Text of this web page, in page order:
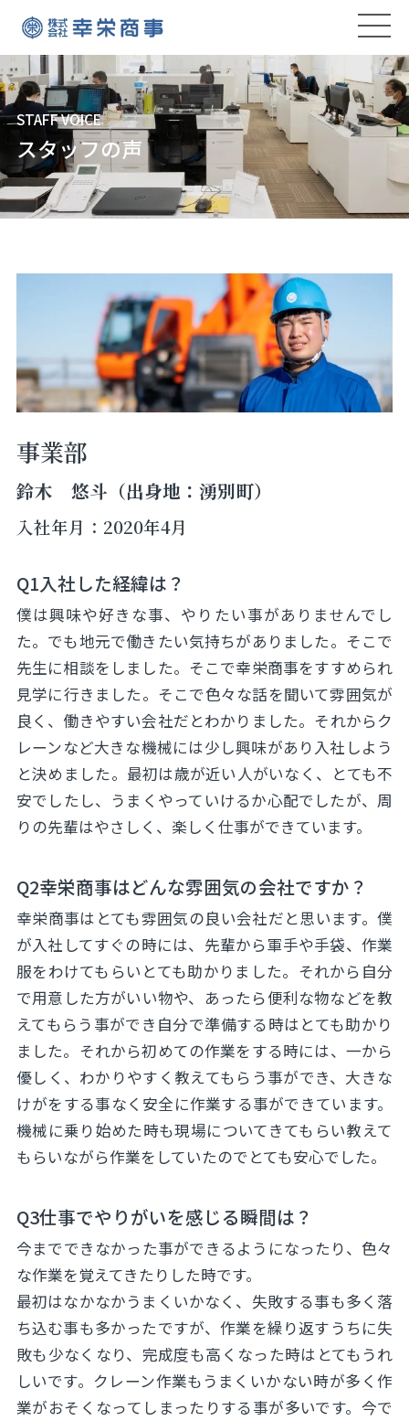
STAFF VOICE
スタッフの声
事業部
鈴木 悠斗（出身地：湧別町）
入社年月：2020年4月
Q1入社した経緯は？
僕は興味や好きな事、やりたい事がありませんでし
た。でも地元で働きたい気持ちがありました。そこで
先生に相談をしました。そこで幸栄商事をすすめられ
見学に行きました。そこで色々な話を聞いて雰囲気が
良く、働きやすい会社だとわかりました。それからク
レーンなど大きな機械には少し興味があり入社しよう
と決めました。最初は歳が近い人がいなく、とても不
安でしたし、うまくやっていけるか心配でしたが、周
りの先輩はやさしく、楽しく仕事ができています。
Q2幸栄商事はどんな雰囲気の会社ですか？
幸栄商事はとても雰囲気の良い会社だと思います。僕
が入社してすぐの時には、先輩から軍手や手袋、作業
服をわけてもらいとても助かりました。それから自分
で用意した方がいい物や、あったら便利な物などを教
えてもらう事ができ自分で準備する時はとても助かり
ました。それから初めての作業をする時には、一から
優しく、わかりやすく教えてもらう事ができ、大きな
けがをする事なく安全に作業する事ができています。
機械に乗り始めた時も現場についてきてもらい教えて
もらいながら作業をしていたのでとても安心でした。
Q3仕事でやりがいを感じる瞬間は？
今までできなかった事ができるようになったり、色々
な作業を覚えてきたりした時です。
最初はなかなかうまくいかなく、失敗する事も多く落
ち込む事も多かったですが、作業を繰り返すうちに失
敗も少なくなり、完成度も高くなった時はとてもうれ
しいです。クレーン作業もうまくいかない時が多く作
業がおそくなってしまったりする事が多いです。今で